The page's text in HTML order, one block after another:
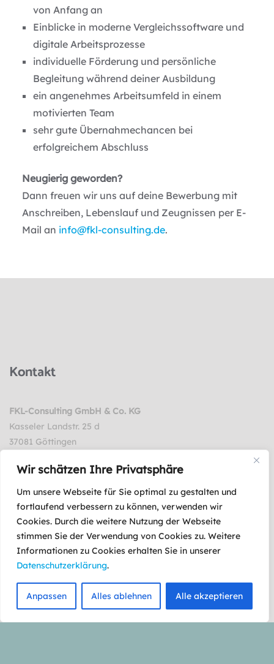
Wir schätzen Ihre Privatsphäre
Um unsere Webseite für Sie optimal zu gestalten und
fortlaufend verbessern zu können, verwenden wir
Cookies. Durch die weitere Nutzung der Webseite
stimmen Sie der Verwendung von Cookies zu. Weitere
Informationen zu Cookies erhalten Sie in unserer
Datenschutzerklärung.
Anpassen Alles ablehnen Alle akzeptieren
von Anfang an
Einblicke in moderne Vergleichssoftware und
digitale Arbeitsprozesse
individuelle Förderung und persönliche
Begleitung während deiner Ausbildung
ein angenehmes Arbeitsumfeld in einem
motivierten Team
sehr gute Übernahmechancen bei
erfolgreichem Abschluss
Neugierig geworden?
Dann freuen wir uns auf deine Bewerbung mit
Anschreiben, Lebenslauf und Zeugnissen per E-
Mail an info@fkl-consulting.de.
Kontakt
FKL-Consulting GmbH & Co. KG
Kasseler Landstr. 25 d
37081 Göttingen
E-Mail: info@fkl-consulting.org
© 2025Impressum| Datenschutzerklärung|Erklärung zur
Barrierefreiheit|Jobs